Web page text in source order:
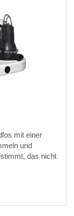
mit einer
und
das nicht